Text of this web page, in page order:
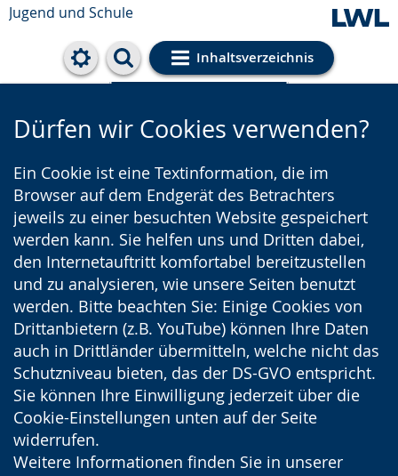
Jugend und Schule
Inhaltsverzeichnis
Cookie-Einstellungen
Dürfen wir Cookies verwenden?
Ein Cookie ist eine Textinformation, die im
Browser auf dem Endgerät des Betrachters
jeweils zu einer besuchten Website gespeichert
werden kann. Sie helfen uns und Dritten dabei,
den Internetauftritt komfortabel bereitzustellen
und zu analysieren, wie unsere Seiten benutzt
werden. Bitte beachten Sie: Einige Cookies von
Drittanbietern (z.B. YouTube) können Ihre Daten
auch in Drittländer übermitteln, welche nicht das
Schutzniveau bieten, das der DS-GVO entspricht.
Sie können Ihre Einwilligung jederzeit über die
Cookie-Einstellungen unten auf der Seite
widerrufen.
Weitere Informationen finden Sie in unserer